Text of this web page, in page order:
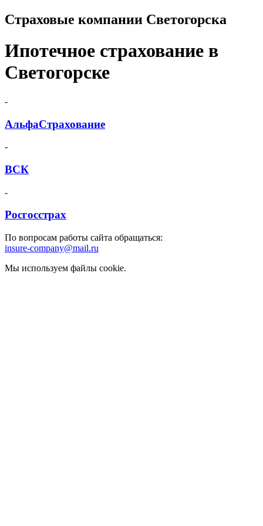
Страховые компании Светогорска
Ипотечное страхование в
Светогорске
-
АльфаСтрахование
-
ВСК
-
Росгосстрах
По вопросам работы сайта обращаться:
insure-company@mail.ru
Мы используем файлы cookie.